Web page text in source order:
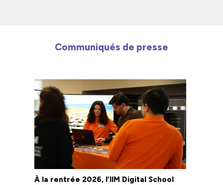
Communiqués de presse
À la rentrée 2026, l’IIM Digital School